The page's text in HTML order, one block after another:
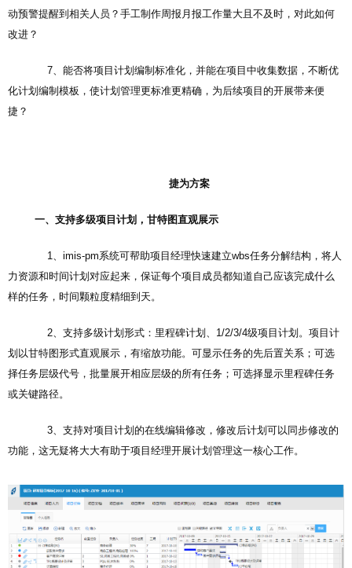
动预警提醒到相关人员？手工制作周报月报工作量大且不及时，对此如何
改进？
7、能否将项目计划编制标准化，并能在项目中收集数据，不断优
化计划编制模板，使计划管理更标准更精确，为后续项目的开展带来便
捷？
捷为方案
一、支持多级项目计划，甘特图直观展示
1、imis-pm系统可帮助项目经理快速建立wbs任务分解结构，将人
力资源和时间计划对应起来，保证每个项目成员都知道自己应该完成什么
样的任务，时间颗粒度精细到天。
2、支持多级计划形式：里程碑计划、1/2/3/4级项目计划。项目计
划以甘特图形式直观展示，有缩放功能。可显示任务的先后置关系；可选
择任务层级代号，批量展开相应层级的所有任务；可选择显示里程碑任务
或关键路径。
3、支持对项目计划的在线编辑修改，修改后计划可以同步修改的
功能，这无疑将大大有助于项目经理开展计划管理这一核心工作。